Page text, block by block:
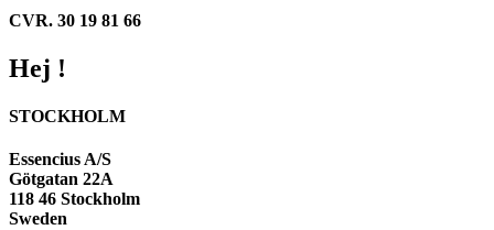
CVR. 30 19 81 66
Hej !
STOCKHOLM
Essencius A/S
Götgatan 22A
118 46 Stockholm
Sweden